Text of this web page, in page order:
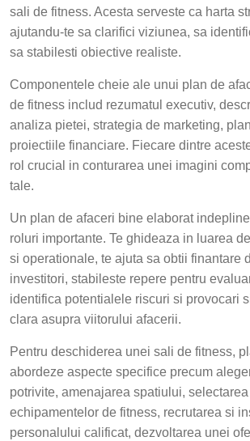
sali de fitness. Acesta serveste ca harta
ajutandu-te sa clarifici viziunea, sa
sa stabilesti obiective realiste.
Componentele cheie ale unui plan de
de fitness includ rezumatul executiv,
analiza pietei, strategia de marketing,
proiectiile financiare. Fiecare dintre
rol crucial in conturarea unei imagini
tale.
Un plan de afaceri bine elaborat
roluri importante. Te ghideaza in luarea
si operationale, te ajuta sa obtii finantare
investitori, stabileste repere pentru
identifica potentialele riscuri si provocari
clara asupra viitorului afacerii.
Pentru deschiderea unei sali de fitness,
abordeze aspecte specifice precum
potrivite, amenajarea spatiului,
echipamentelor de fitness, recrutarea si
personalului calificat, dezvoltarea unei